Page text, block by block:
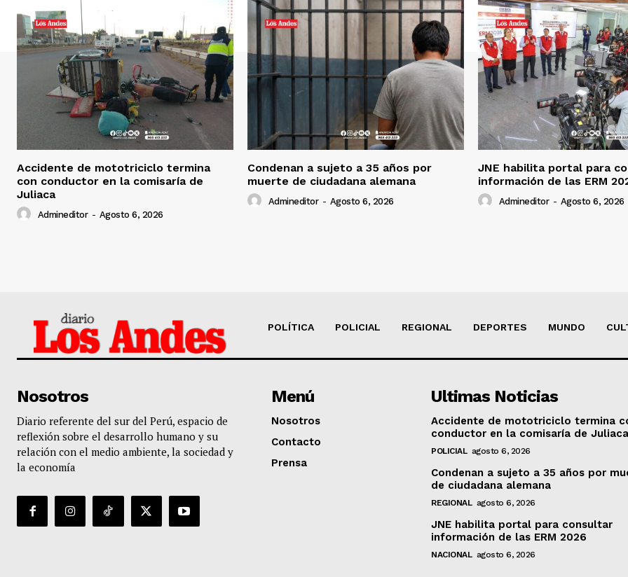
Accidente de mototriciclo termina
con conductor en la comisaría de
Juliaca
Admineditor - Agosto 6, 2026
Condenan a sujeto a 35 años por
muerte de ciudadana alemana
Admineditor - Agosto 6, 2026
JNE habilita portal para
información de las ERM
Admineditor - Agosto 6, 2026
POLÍTICA POLICIAL REGIONAL DEPORTES MUNDO
Nosotros
Diario referente del sur del Perú, espacio de
reflexión sobre el desarrollo humano y su
relación con el medio ambiente, la sociedad y
la economía
Menú
Nosotros
Contacto
Prensa
Ultimas Noticias
Accidente de mototriciclo termina
conductor en la comisaría de
POLICIAL agosto 6, 2026
Condenan a sujeto a 35 años por
de ciudadana alemana
REGIONAL agosto 6, 2026
JNE habilita portal para consultar
información de las ERM 2026
NACIONAL agosto 6, 2026